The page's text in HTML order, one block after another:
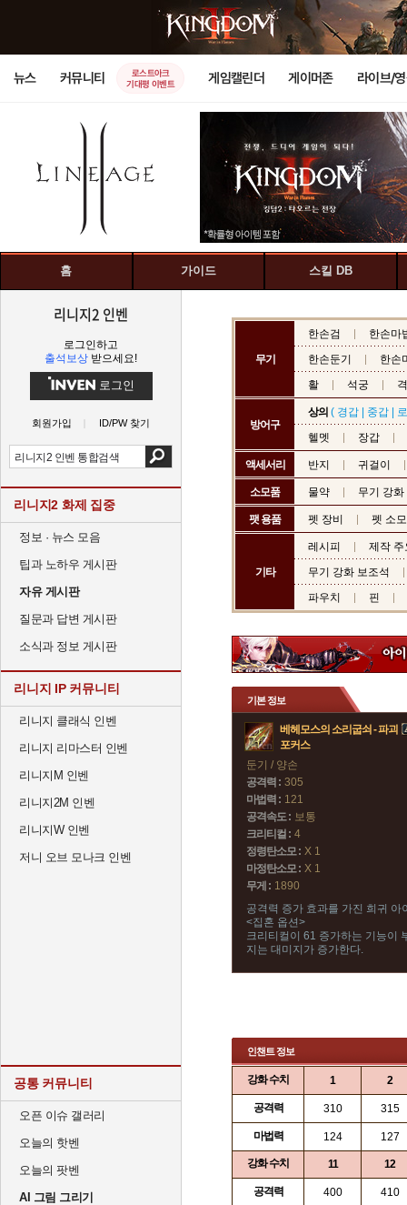
뉴스 커뮤니티
로스트아크
기대평 이벤트
게임캘린더 게이머존 라이브/
홈 가이드 스킬 DB
리니지2 인벤
로그인하고
출석보상 받으세요!
로그인
회원가입 ID/PW 찾기
리니지2 화제 집중
정보 · 뉴스 모음
팁과 노하우 게시판
자유 게시판
질문과 답변 게시판
소식과 정보 게시판
리니지 IP 커뮤니티
리니지 클래식 인벤
리니지 리마스터 인벤
리니지M 인벤
리니지2M 인벤
리니지W 인벤
저니 오브 모나크 인벤
공통 커뮤니티
오픈 이슈 갤러리
오늘의 핫벤
오늘의 팟벤
AI 그림 그리기
무기
한손검
한손마
한손둔기
한손
활
석궁
방어구
상의 ( 경갑 중갑
헬멧
장갑
액세서리 반지 귀걸이
소모품 물약 무기 강
팻 용품 펫 장비 펫 소
기타
레시피
제작 주
무기 강화 보조석
파우치
핀
기본 정보
베헤모스의 소리굽쇠 - 파괴
포커스
둔기 / 양손
공격력 : 305
마법력 : 121
공격속도 : 보통
크리티컬 : 4
정령탄소모 : X 1
마정탄소모 : X 1
무게 : 1890
공격력 증가 효과를 가진 희귀 아
<집혼 옵션>
크리티컬이 61 증가하는 기능이
지는 대미지가 증가한다.
인챈트 정보
강화 수치 1 2
공격력 310 315
마법력 124 127
강화 수치 11 12
공격력 400 410